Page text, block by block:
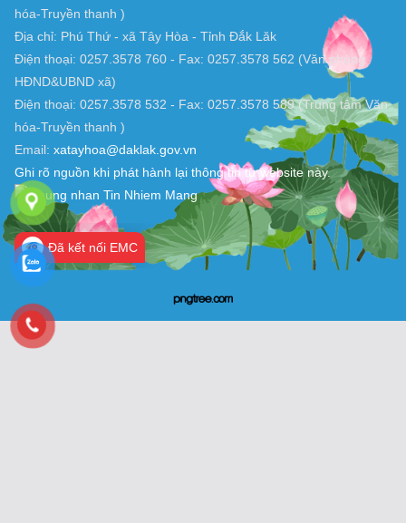
hóa-Truyền thanh )
Địa chỉ: Phú Thứ - xã Tây Hòa - Tỉnh Đắk Lăk
Điện thoại: 0257.3578 760 - Fax: 0257.3578 562 (Văn phòng
HĐND&UBND xã)
Điện thoại: 0257.3578 532 - Fax: 0257.3578 589 (Trung tâm Văn
hóa-Truyền thanh )
Email: xatayhoa@daklak.gov.vn
Ghi rõ nguồn khi phát hành lại thông tin từ website này.
Đã kết nối EMC